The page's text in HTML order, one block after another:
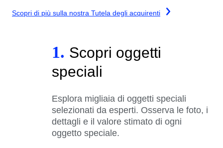
Scopri di più sulla nostra Tutela degli acquirenti
1. Scopri oggetti
speciali
Esplora migliaia di oggetti speciali
selezionati da esperti. Osserva le foto, i
dettagli e il valore stimato di ogni
oggetto speciale.